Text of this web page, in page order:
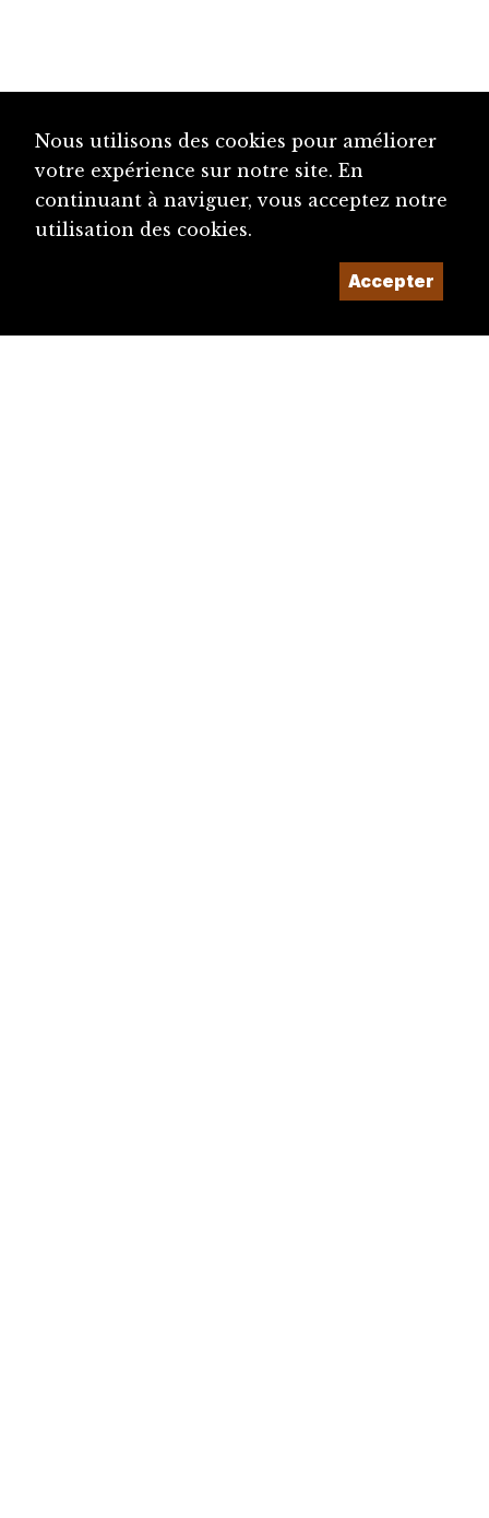
Nous utilisons des cookies pour améliorer
votre expérience sur notre site. En
continuant à naviguer, vous acceptez notre
utilisation des cookies.
Accepter